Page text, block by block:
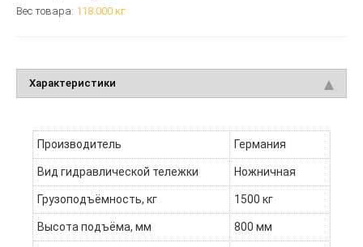
Вес товара: 118.000 кг
Характеристики
Производитель Германия
Вид гидравлической тележки Ножничная
Грузоподъёмность, кг 1500 кг
Высота подъёма, мм 800 мм